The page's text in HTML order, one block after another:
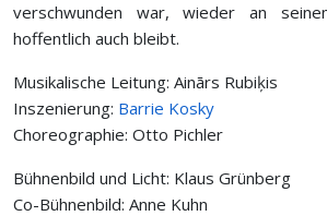
verschwunden war, wieder an
hoffentlich auch bleibt.
Musikalische Leitung: Ainārs Rubiķis
Inszenierung: Barrie Kosky
Choreographie: Otto Pichler
Bühnenbild und Licht: Klaus Grünberg
Co-Bühnenbild: Anne Kuhn